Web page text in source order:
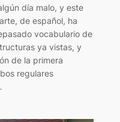
día malo, y este
de español, ha
vocabulario de
ya vistas, y
de la primera
regulares